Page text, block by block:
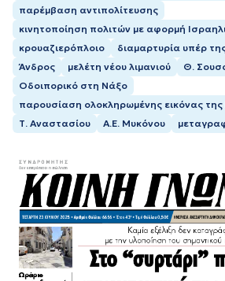
παρέμβαση αντιπολίτευσης
κινητοποίηση πολιτών με αφορμή
κρουαζιερόπλοιο
διαμαρτυρία υπέρ
Άνδρος
μελέτη νέου λιμανιού
Θ.
Οδοιπορικό στη Νάξο
παρουσίαση ολοκληρωμένης εικόνας
Τ. Αναστασίου
Α.Ε. Μυκόνου